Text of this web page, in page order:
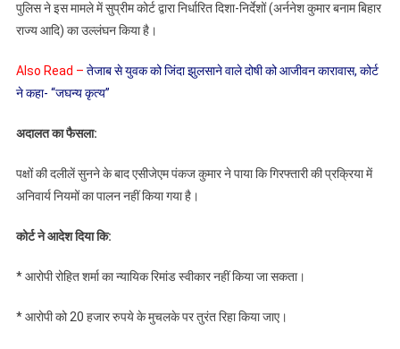
पुलिस ने इस मामले में सुप्रीम कोर्ट द्वारा निर्धारित दिशा-निर्देशों (अर्ननेश कुमार बनाम बिहार
राज्य आदि) का उल्लंघन किया है।
Also Read – तेजाब से युवक को जिंदा झुलसाने वाले दोषी को आजीवन कारावास, कोर्ट
ने कहा- “जघन्य कृत्य”
अदालत का फैसला:
पक्षों की दलीलें सुनने के बाद एसीजेएम पंकज कुमार ने पाया कि गिरफ्तारी की प्रक्रिया में
अनिवार्य नियमों का पालन नहीं किया गया है।
कोर्ट ने आदेश दिया कि:
* आरोपी रोहित शर्मा का न्यायिक रिमांड स्वीकार नहीं किया जा सकता।
* आरोपी को 20 हजार रुपये के मुचलके पर तुरंत रिहा किया जाए।